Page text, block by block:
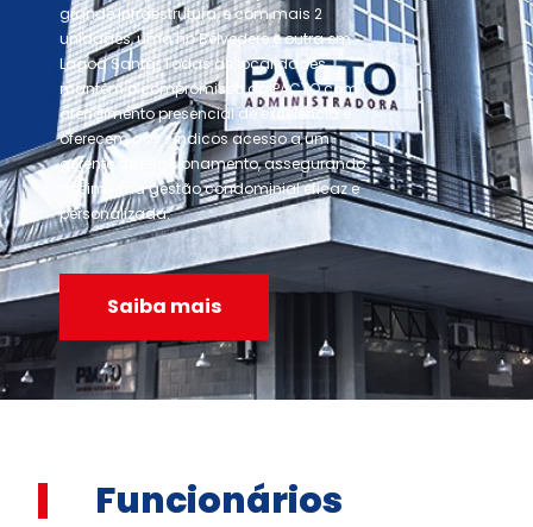
grande infraestrutura, e com mais 2
unidades, uma no Belvedere e outra em
Lagoa Santa. Todas as localidades
mantêm o compromisso da PACTO com
atendimento presencial de excelência e
oferecem aos síndicos acesso a um
gerente de relacionamento, assegurando
assim uma gestão condominial eficaz e
personalizada.
Saiba mais
Funcionários